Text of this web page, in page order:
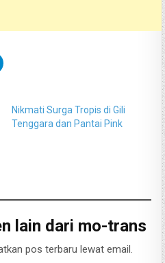
Nikmati Surga Tropis di Gili
Tenggara dan Pantai Pink
lain dari mo-trans
pos terbaru lewat email.